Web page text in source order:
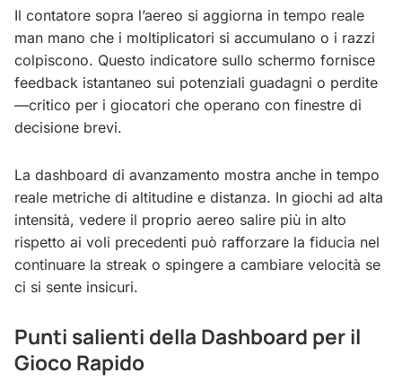
Il contatore sopra l’aereo si aggiorna in tempo reale
man mano che i moltiplicatori si accumulano o i razzi
colpiscono. Questo indicatore sullo schermo fornisce
feedback istantaneo sui potenziali guadagni o perdite
—critico per i giocatori che operano con finestre di
decisione brevi.
La dashboard di avanzamento mostra anche in tempo
reale metriche di altitudine e distanza. In giochi ad alta
intensità, vedere il proprio aereo salire più in alto
rispetto ai voli precedenti può rafforzare la fiducia nel
continuare la streak o spingere a cambiare velocità se
ci si sente insicuri.
Punti salienti della Dashboard per il
Gioco Rapido